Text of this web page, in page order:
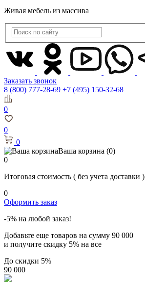
Живая мебель из массива
Заказать звонок
8 (800) 777-28-69 +7 (495) 150-32-68
0
0
0
Ваша корзина (0)
0
Итоговая стоимость ( без учета доставки )
0
Оформить заказ
-5% на любой заказ!
Добавьте еще товаров на сумму 90 000
и получите скидку 5% на все
До скидки 5%
90 000